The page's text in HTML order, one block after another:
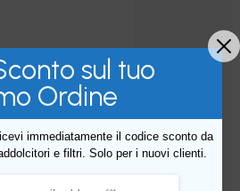
sul tuo
Ordine
immediatamente il codice sconto da
e filtri. Solo per i nuovi clienti.